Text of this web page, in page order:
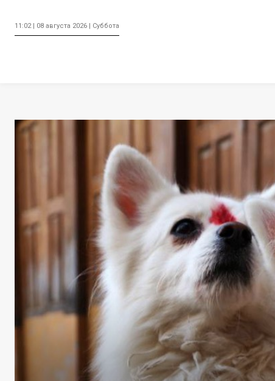
11:02 | 08 августа 2026 | Суббота